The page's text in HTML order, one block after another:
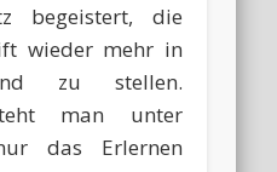
begeistert, die
wieder mehr in
zu stellen.
man unter
das Erlernen